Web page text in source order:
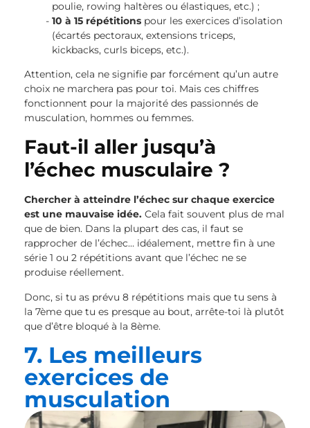
poulie, rowing haltères ou élastiques, etc.) ;
10 à 15 répétitions pour les exercices d’isolation
(écartés pectoraux, extensions triceps,
kickbacks, curls biceps, etc.).
Attention, cela ne signifie par forcément qu’un autre
choix ne marchera pas pour toi. Mais ces chiffres
fonctionnent pour la majorité des passionnés de
musculation, hommes ou femmes.
Faut-il aller jusqu’à
l’échec musculaire ?
Chercher à atteindre l’échec sur chaque exercice
est une mauvaise idée. Cela fait souvent plus de mal
que de bien. Dans la plupart des cas, il faut se
rapprocher de l’échec… idéalement, mettre fin à une
série 1 ou 2 répétitions avant que l’échec ne se
produise réellement.
Donc, si tu as prévu 8 répétitions mais que tu sens à
la 7ème que tu es presque au bout, arrête-toi là plutôt
que d’être bloqué à la 8ème.
7. Les meilleurs
exercices de
musculation